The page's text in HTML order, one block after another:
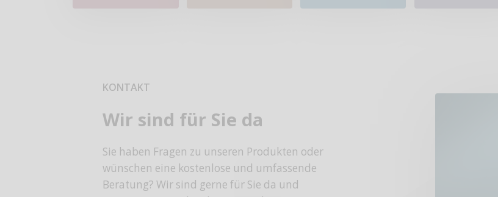
KONTAKT
Wir sind für Sie da
Sie haben Fragen zu unseren Produkten oder
wünschen eine kostenlose und umfassende
Beratung? Wir sind gerne für Sie da und